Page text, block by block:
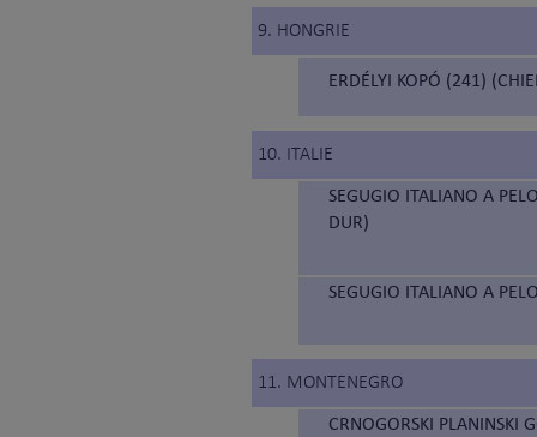
9. HONGRIE
ERDÉLYI KOPÓ (241)
10. ITALIE
SEGUGIO ITALIANO A
DUR)
SEGUGIO ITALIANO A
11. MONTENEGRO
CRNOGORSKI PLANINSKI